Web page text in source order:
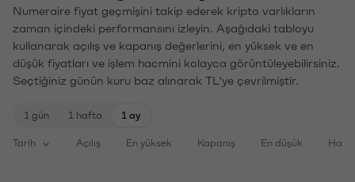
Numeraire fiyat geçmişini takip ederek kripto varlıkların
zaman içindeki performansını izleyin. Aşağıdaki tabloyu
kullanarak açılış ve kapanış değerlerini, en yüksek ve en
düşük fiyatları ve işlem hacmini kolayca görüntüleyebilirsiniz.
Seçtiğiniz günün kuru baz alınarak TL'ye çevrilmiştir.
1 gün 1 hafta 1 ay
Tarih Açılış En yüksek Kapanış En düşük